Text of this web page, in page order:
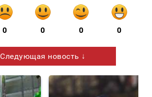
0 0 0 0
Следующая новость ↓